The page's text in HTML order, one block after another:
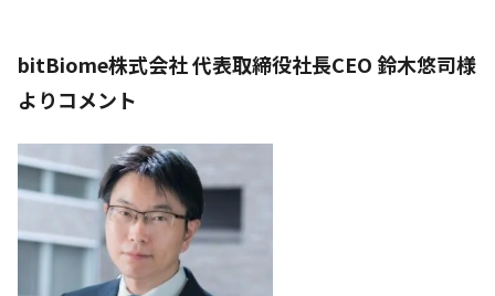
bitBiome株式会社 代表取締役社長CEO 鈴木悠司様
よりコメント